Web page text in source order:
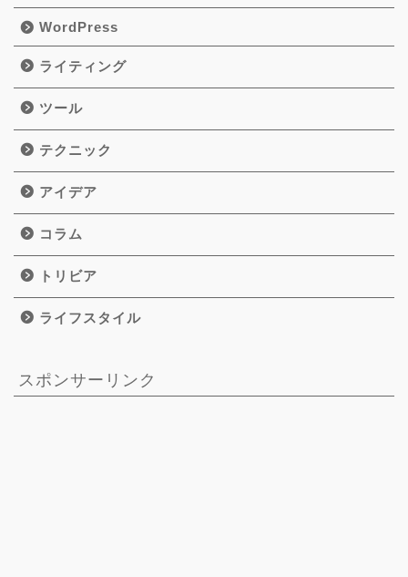
WordPress
ライティング
ツール
テクニック
アイデア
コラム
トリビア
ライフスタイル
スポンサーリンク